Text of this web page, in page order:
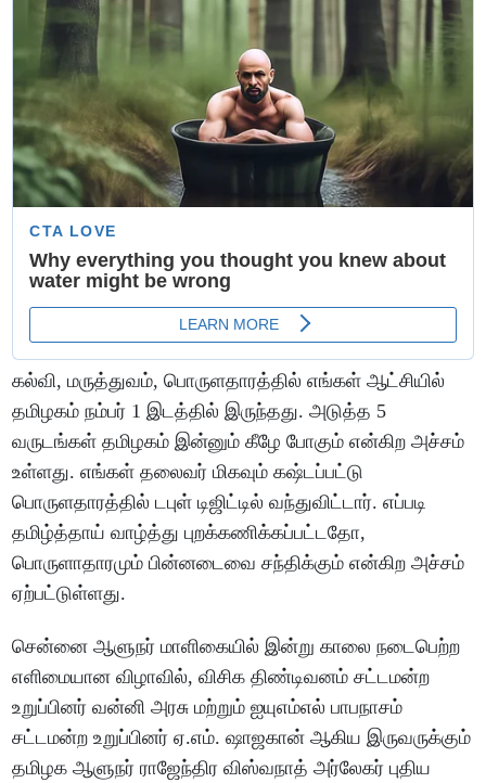
கல்வி, மருத்துவம், பொருளதாரத்தில் எங்கள் ஆட்சியில்
தமிழகம் நம்பர் 1 இடத்தில் இருந்தது. அடுத்த 5
வருடங்கள் தமிழகம் இன்னும் கீழே போகும் என்கிற அச்சம்
உள்ளது. எங்கள் தலைவர் மிகவும் கஷ்டப்பட்டு
பொருளதாரத்தில் டபுள் டிஜிட்டில் வந்துவிட்டார். எப்படி
தமிழ்த்தாய் வாழ்த்து புறக்கணிக்கப்பட்டதோ,
பொருளாதாரமும் பின்னடைவை சந்திக்கும் என்கிற அச்சம்
ஏற்பட்டுள்ளது.
சென்னை ஆளுநர் மாளிகையில் இன்று காலை நடைபெற்ற
எளிமையான விழாவில், விசிக திண்டிவனம் சட்டமன்ற
உறுப்பினர் வன்னி அரசு மற்றும் ஐயுஎம்எல் பாபநாசம்
சட்டமன்ற உறுப்பினர் ஏ.எம். ஷாஜகான் ஆகிய இருவருக்கும்
தமிழக ஆளுநர் ராஜேந்திர விஸ்வநாத் அர்லேகர் புதிய